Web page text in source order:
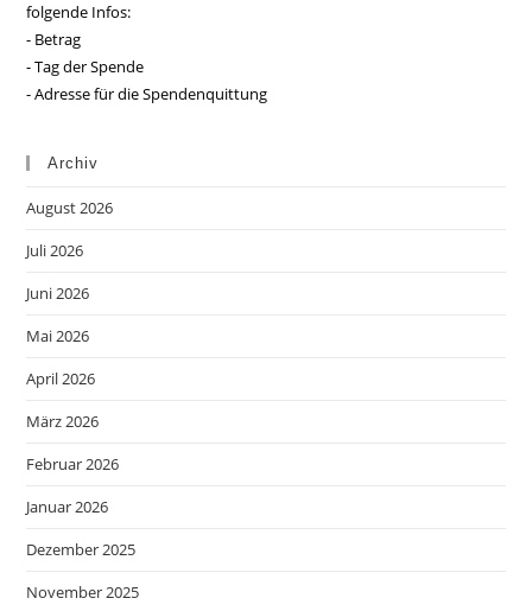
folgende Infos:
- Betrag
- Tag der Spende
- Adresse für die Spendenquittung
Archiv
August 2026
Juli 2026
Juni 2026
Mai 2026
April 2026
März 2026
Februar 2026
Januar 2026
Dezember 2025
November 2025